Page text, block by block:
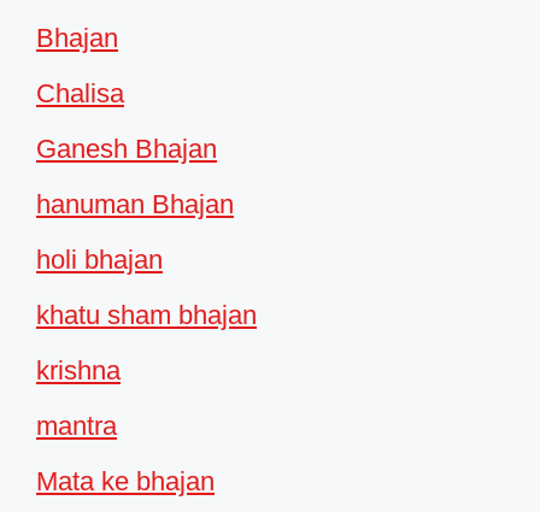
Bhajan
Chalisa
Ganesh Bhajan
hanuman Bhajan
holi bhajan
khatu sham bhajan
krishna
mantra
Mata ke bhajan